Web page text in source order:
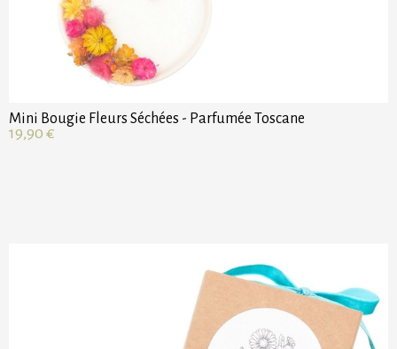
Mini Bougie Fleurs Séchées - Parfumée Toscane
19,90 €